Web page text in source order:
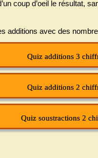
coup d’oeil le résultat,
additions avec des
Quiz additions 3
Quiz additions 2
Quiz soustractions 2